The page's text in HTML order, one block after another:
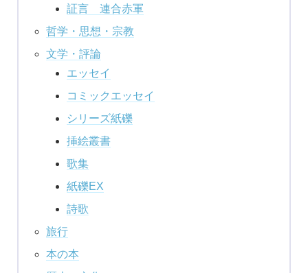
証言 連合赤軍
哲学・思想・宗教
文学・評論
エッセイ
コミックエッセイ
シリーズ紙礫
挿絵叢書
歌集
紙礫EX
詩歌
旅行
本の本